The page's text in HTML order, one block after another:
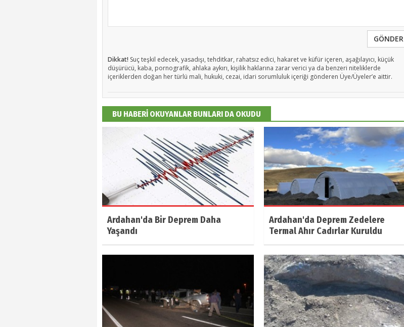
GÖNDER
Dikkat! Suç teşkil edecek, yasadışı, tehditkar, rahatsız edici, hakaret ve küfür içeren, aşağılayıcı, küçük
düşürücü, kaba, pornografik, ahlaka aykırı, kişilik haklarına zarar verici ya da benzeri niteliklerde
içeriklerden doğan her türlü mali, hukuki, cezai, idari sorumluluk içeriği gönderen Üye/Üyeler’e aittir.
BU HABERİ OKUYANLAR BUNLARI DA OKUDU
Ardahan'da Bir Deprem Daha
Yaşandı
Ardahan'da Deprem Zedelere
Termal Ahır Cadırlar Kuruldu